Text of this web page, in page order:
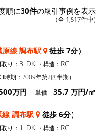
順に30件の取引事例を表示
(全 1,517件中)
原線 調布駅 徒歩 7分）
取り： 3LDK ・構造： RC
時期：2009年第2四半期）
万円 単価 35.7 万円/㎡
線 調布駅 徒歩 6分）
取り： 1LDK ・構造： RC